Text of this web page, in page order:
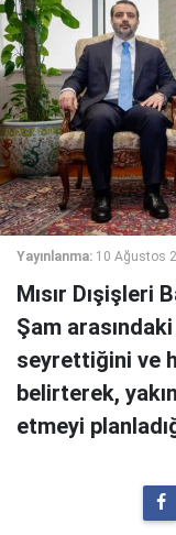
Yayınlanma: 10 Ağustos
Mısır Dışişleri
Şam
seyrettiğini ve
belirterek,
etmeyi